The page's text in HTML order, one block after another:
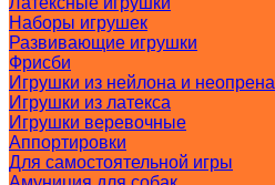
Наборы игрушек
Развивающие игрушки
Фрисби
Игрушки из нейлона и неопрена
Игрушки из латекса
Игрушки веревочные
Аппортировки
Для самостоятельной игры